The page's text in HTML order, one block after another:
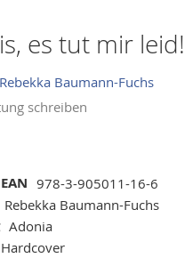
es tut mir leid!
Rebekka Baumann-Fuchs
schreiben
978-3-905011-16-6
Rebekka Baumann-Fuchs
Adonia
Hardcover